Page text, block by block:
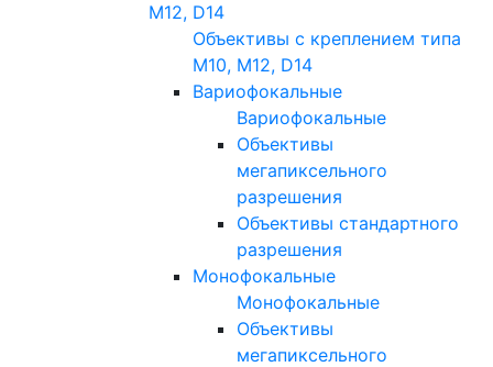
M12, D14
Объективы с креплением типа
M10, M12, D14
Вариофокальные
Вариофокальные
Объективы
мегапиксельного
разрешения
Объективы стандартного
разрешения
Монофокальные
Монофокальные
Объективы
мегапиксельного